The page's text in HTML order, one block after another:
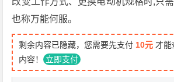
也称万能何服。
剩余内容已隐藏，您需要先支付 10元 才能
内容！ 立即支付